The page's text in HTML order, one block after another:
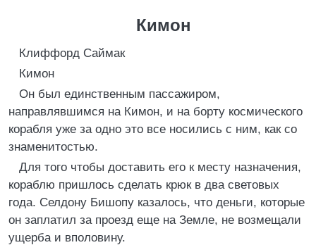
Кимон
Клиффорд Саймак
Кимон
Он был единственным пассажиром,
направлявшимся на Кимон, и на борту космического
корабля уже за одно это все носились с ним, как со
знаменитостью.
Для того чтобы доставить его к месту назначения,
кораблю пришлось сделать крюк в два световых
года. Селдону Бишопу казалось, что деньги, которые
он заплатил за проезд еще на Земле, не возмещали
ущерба и вполовину.